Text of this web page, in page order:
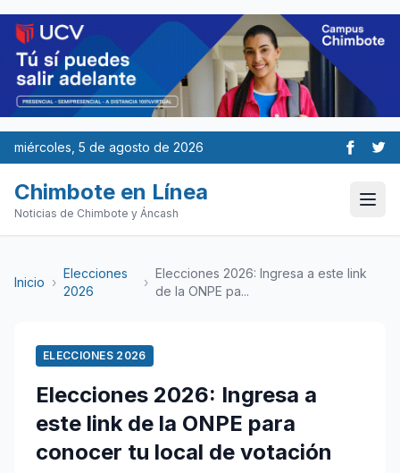
miércoles, 5 de agosto de 2026
Chimbote en Línea
Noticias de Chimbote y Áncash
Inicio ›
Elecciones
2026
›
Elecciones 2026: Ingresa a este link
de la ONPE pa...
ELECCIONES 2026
Elecciones 2026: Ingresa a
este link de la ONPE para
conocer tu local de votación